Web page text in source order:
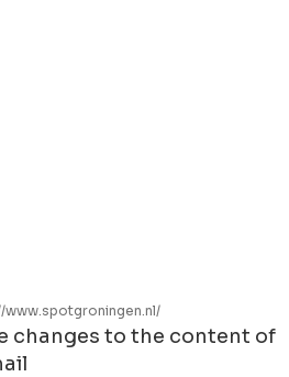
www.spotgroningen.nl/
changes to the content of